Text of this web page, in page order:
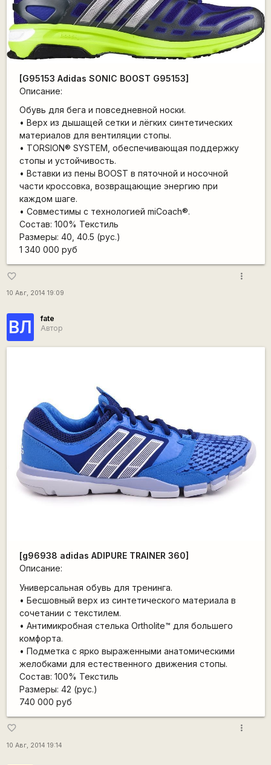
[G95153 Adidas SONIC BOOST G95153]
Описание:
Обувь для бега и повседневной носки.
• Верх из дышащей сетки и лёгких синтетических
материалов для вентиляции стопы.
• TORSION® SYSTEM, обеспечивающая поддержку
стопы и устойчивость.
• Вставки из пены BOOST в пяточной и носочной
части кроссовка, возвращающие энергию при
каждом шаге.
• Совместимы с технологией miCoach®.
Состав: 100% Текстиль
Размеры: 40, 40.5 (рус.)
1 340 000 руб
favorite_border
10 Авг, 2014 19:09
more_vert
ВЛ
fate
Автор
[g96938 adidas ADIPURE TRAINER 360]
Описание:
Универсальная обувь для тренинга.
• Бесшовный верх из синтетического материала в
сочетании с текстилем.
• Антимикробная стелька Ortholite™ для большего
комфорта.
• Подметка с ярко выраженными анатомическими
желобками для естественного движения стопы.
Состав: 100% Текстиль
Размеры: 42 (рус.)
740 000 руб
favorite_border
10 Авг, 2014 19:14
more_vert